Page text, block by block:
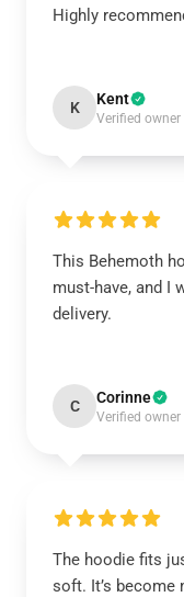
Highly
K Kent
Verified owner
This Behemoth
must-have, and I
delivery.
C Corinne
Verified owner
The hoodie fits
soft. It’s become